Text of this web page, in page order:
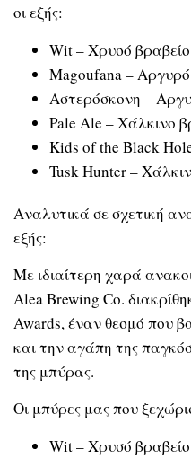
οι εξής:
Wit – Χρυσό βραβείο
Magoufana –
Αστερόσκονη –
Pale Ale – Χάλκινο
Kids of the Black
Tusk Hunter –
Αναλυτικά σε σχετική
εξής:
Με ιδιαίτερη χαρά
Alea Brewing Co.
Awards, έναν θεσμό που
και την αγάπη της
της μπύρας.
Οι μπύρες μας που
Wit – Χρυσό βραβείο